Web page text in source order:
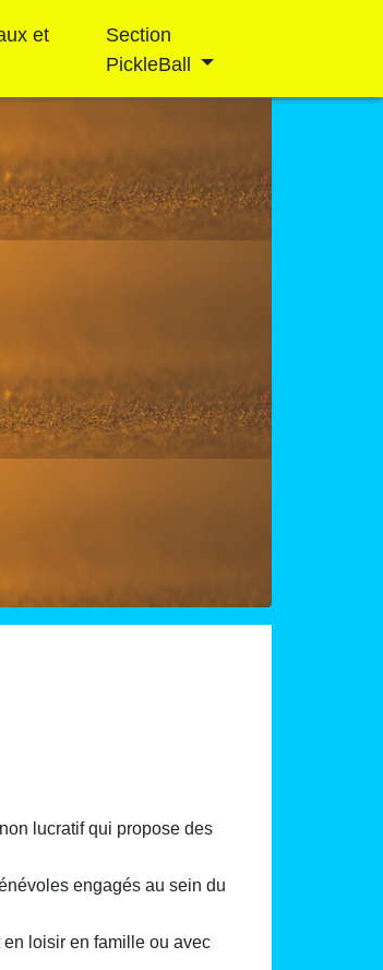
et
Section
PickleBall
lucratif qui propose des
engagés au sein du
loisir en famille ou avec